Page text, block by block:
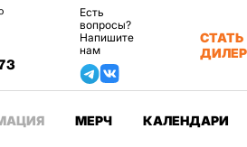
Есть
вопросы?
Напишите
нам
СТАТЬ
МЕРЧ КАЛЕНДАРИ